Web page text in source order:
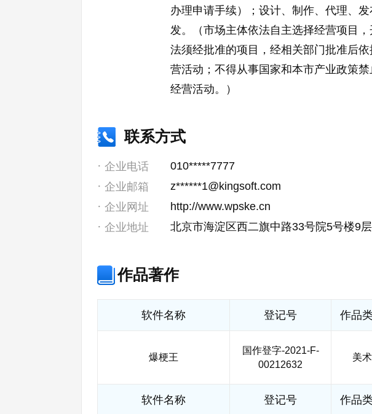
办理申请手续）；设计、制作、代理、
发。（市场主体依法自主选择经营项目
法须经批准的项目，经相关部门批准后
营活动；不得从事国家和本市产业政策
经营活动。）
联系方式
企业电话
010*****7777
企业邮箱
z******1@kingsoft.com
企业网址
http://www.wpske.cn
企业地址
北京市海淀区西二旗中路33号院5号楼9
作品著作
软件名称 登记号 作品
爆梗王
国作登字-2021-F-
00212632
美术
软件名称 登记号 作品